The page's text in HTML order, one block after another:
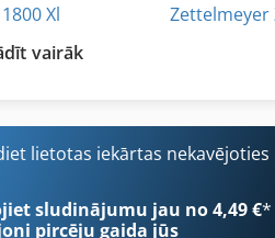
Xl
Xl
Zettelmeyer
vairāk
lietotas iekārtas nekavējoties
sludinājumu jau no 4,49 €*
pircēju gaida jūs